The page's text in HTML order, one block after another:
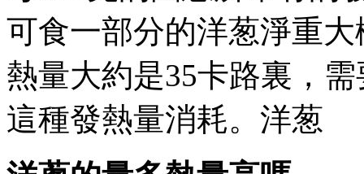
可食一部分的洋葱淨重大
熱量大約是35卡路裏
這種發熱量消耗。洋葱